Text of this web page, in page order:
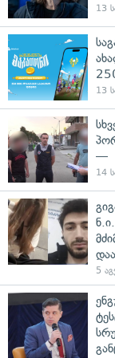
13
13
—
14
5